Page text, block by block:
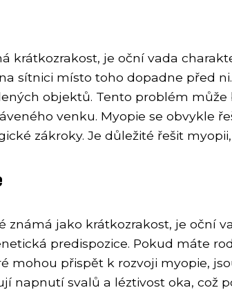
krátkozrakost, je oční vada
sítnici místo toho dopadne před
objektů. Tento problém
venku. Myopie se obvykle
zákroky. Je důležité řešit
známá jako krátkozrakost, je oční
predispozice. Pokud máte
mohou přispět k rozvoji myopie,
napnutí svalů a léztivost oka, což